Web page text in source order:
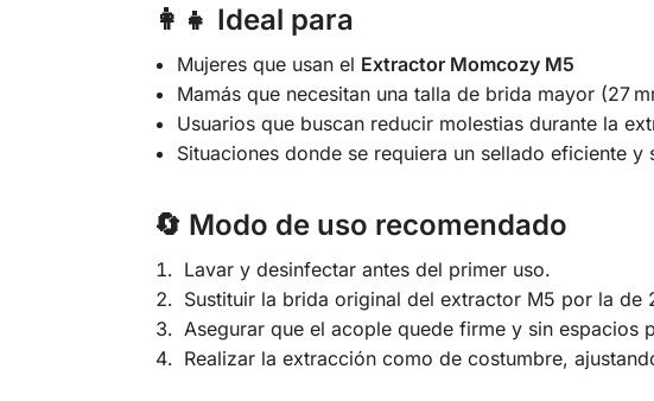
👩‍👧 Ideal para
Mujeres que usan el Extractor Momcozy M5
Mamás que necesitan una talla de brida mayor (27
Usuarios que buscan reducir molestias durante la
Situaciones donde se requiera un sellado eficiente y
🔄 Modo de uso recomendado
Lavar y desinfectar antes del primer uso.
Sustituir la brida original del extractor M5 por la de
Asegurar que el acople quede firme y sin espacios
Realizar la extracción como de costumbre,